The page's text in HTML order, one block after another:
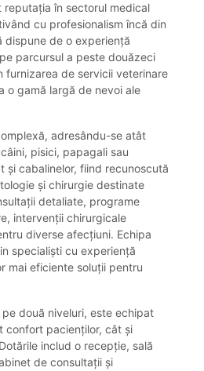
reputația în sectorul medical
cu profesionalism încă din
dispune de o experiență
parcursul a peste douăzeci
furnizarea de servicii veterinare
o gamă largă de nevoi ale
adresându-se atât
pisici, papagali sau
și cabalinelor, fiind recunoscută
și chirurgie destinate
detaliate, programe
intervenții chirurgicale
diverse afecțiuni. Echipa
specialiști cu experiență
mai eficiente soluții pentru
două niveluri, este echipat
confort pacienților, cât și
includ o recepție, sală
de consultații și